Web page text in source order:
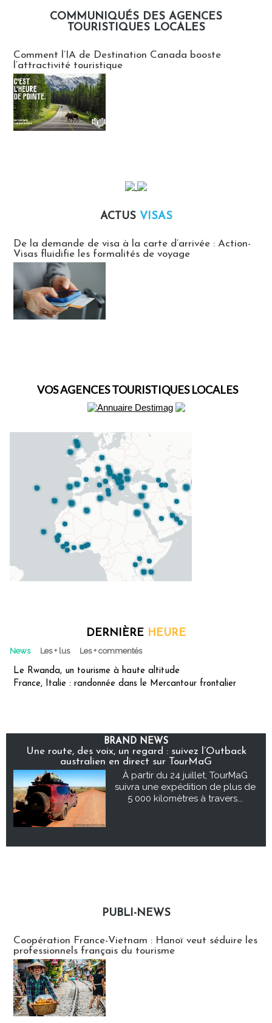
COMMUNIQUÉS DES AGENCES
TOURISTIQUES LOCALES
Comment l’IA de Destination Canada booste
l’attractivité touristique
ACTUS VISAS
De la demande de visa à la carte d’arrivée : Action-
Visas fluidifie les formalités de voyage
VOS AGENCES TOURISTIQUES LOCALES
DERNIÈRE HEURE
News Les + lus Les + commentés
Le Rwanda, un tourisme à haute altitude
France, Italie : randonnée dans le Mercantour frontalier
BRAND NEWS
Une route, des voix, un regard : suivez l’Outback
australien en direct sur TourMaG
À partir du 24 juillet, TourMaG
suivra une expédition de plus de
5 000 kilomètres à travers...
PUBLI-NEWS
Coopération France-Vietnam : Hanoï veut séduire les
professionnels français du tourisme